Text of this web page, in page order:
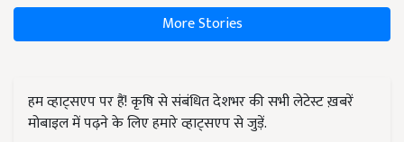
More Stories
हम व्हाट्सएप पर हैं! कृषि से संबंधित देशभर की सभी लेटेस्ट ख़बरें
मोबाइल में पढ़ने के लिए हमारे व्हाट्सएप से जुड़ें.